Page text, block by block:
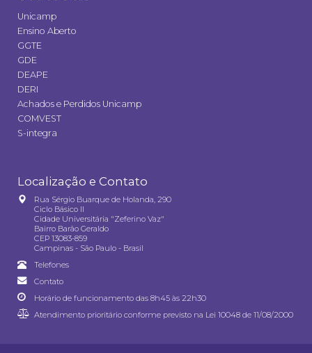
Unicamp
Ensino Aberto
GGTE
GDE
DEAPE
DERI
Achados e Perdidos Unicamp
COMVEST
S-integra
Localização e Contato
Rua Sérgio Buarque de Holanda, 290
Ciclo Básico II
Cidade Universitária "Zeferino Vaz"
Bairro Barão Geraldo
CEP 13083-859
Campinas - São Paulo - Brasil
Telefones
Contato
Horário de funcionamento das 8h45 às 22h30
Atendimento prioritário conforme previsto na Lei 10048 de 11/08/2000